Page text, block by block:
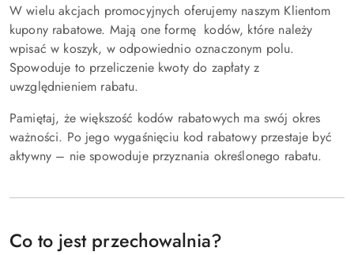
W wielu akcjach promocyjnych oferujemy naszym Klientom
kupony rabatowe. Mają one formę kodów, które należy
wpisać w koszyk, w odpowiednio oznaczonym polu.
Spowoduje to przeliczenie kwoty do zapłaty z
uwzględnieniem rabatu.
Pamiętaj, że większość kodów rabatowych ma swój okres
ważności. Po jego wygaśnięciu kod rabatowy przestaje być
aktywny – nie spowoduje przyznania określonego rabatu.
Co to jest przechowalnia?